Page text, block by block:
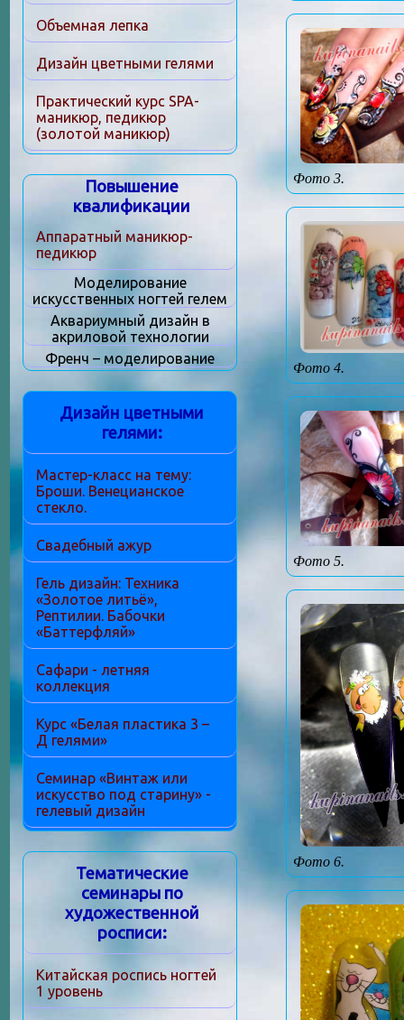
Фото 3.
Фото 4.
Фото 5.
Фото 6.
Объемная лепка
Дизайн цветными гелями
Практический курс SPA-
маникюр, педикюр
(золотой маникюр)
Повышение
квалификации
Аппаратный маникюр-
педикюр
Моделирование
искусственных ногтей гелем
Аквариумный дизайн в
акриловой технологии
Френч – моделирование
Дизайн цветными
гелями:
Мастер-класс на тему:
Броши. Венецианское
стекло.
Свадебный ажур
Гель дизайн: Техника
«Золотое литьё»,
Рептилии. Бабочки
«Баттерфляй»
Сафари - летняя
коллекция
Курс «Белая пластика 3 –
Д гелями»
Семинар «Винтаж или
искусство под старину» -
гелевый дизайн
Тематические
семинары по
художественной
росписи:
Китайская роспись ногтей
1 уровень